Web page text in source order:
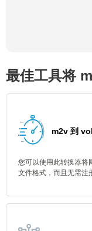
最佳工具将
m2v 到
您可以使用此转换器将
文件格式，而且无需注